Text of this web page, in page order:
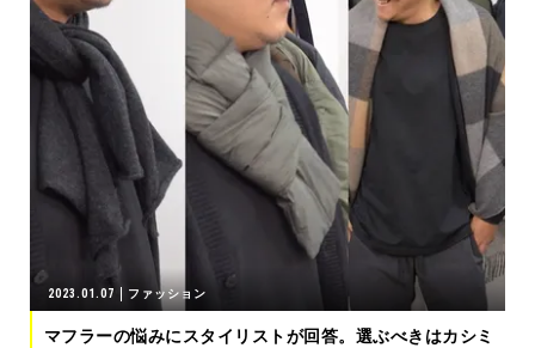
2023.01.07 ファッション
マフラーの悩みにスタイリストが回答。選ぶべきはカシミ